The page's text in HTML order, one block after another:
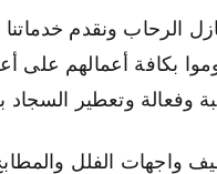
الرحاب ونقدم
بكافة أعمالهم
وفعالة وتعطير السجاد
واجهات الفلل